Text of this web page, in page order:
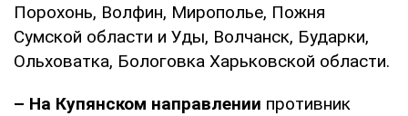
Порохонь, Волфин, Мирополье, Пожня
Сумской области и Уды, Волчанск, Бударки,
Ольховатка, Бологовка Харьковской области.
– На Купянском направлении противник